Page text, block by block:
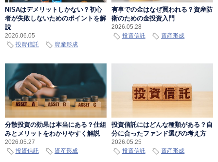
NISAはデメリットしかない？初心
者が失敗しないためのポイントを解
説
2026.06.05
投資信託 資産形成
有事での金はなぜ買われる？資産防
衛のための金投資入門
2026.05.28
投資信託 資産形成
分散投資の効果は本当にある？仕組
みとメリットをわかりやすく解説
2026.05.27
投資信託 資産形成
投資信託にはどんな種類がある？自
分に合ったファンド選びの考え方
2026.05.25
投資信託 資産形成